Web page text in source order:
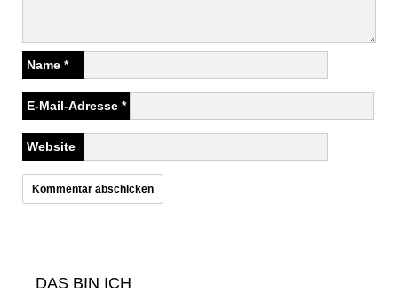
Name *
E-Mail-Adresse *
Website
DAS BIN ICH